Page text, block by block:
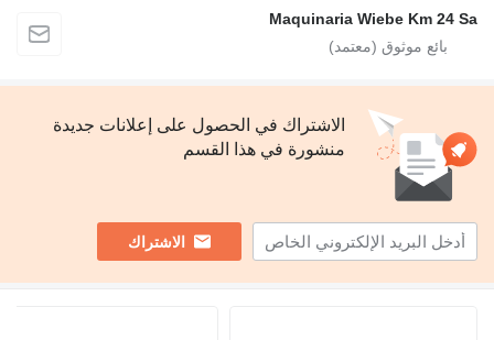
Maquinaria Wiebe Km 24 Sa
الاشتراك في الحصول على إعلانات جديدة
منشورة في هذا القسم
الاشتراك